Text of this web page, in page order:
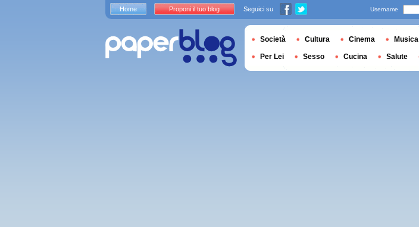
Home Proponi il tuo blog Seguici su Username
Società Cultura Cinema Musica
Per Lei Sesso Cucina Salute